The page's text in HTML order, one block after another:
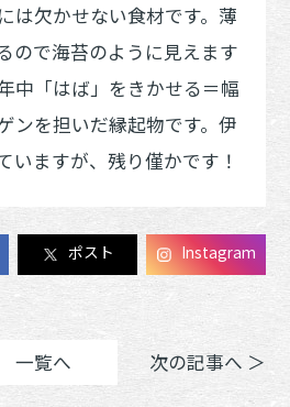
は欠かせない食材です。薄
ので海苔のように見えます
中「はば」をきかせる＝幅
ンを担いだ縁起物です。伊
いますが、残り僅かです！
ポスト Instagram
一覧へ 次の記事へ ＞